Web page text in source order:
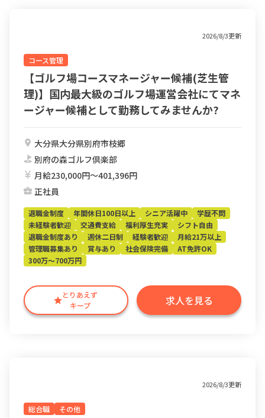
2026/8/3更新
コース管理
【ゴルフ場コースマネージャー候補(芝生管
理)】国内最大級のゴルフ場運営会社にてマネ
ージャー候補として勤務してみませんか?
大分県大分県別府市枝郷
別府の森ゴルフ倶楽部
月給230,000円〜401,396円
正社員
とりあえず
キープ
求人を見る
退職金制度 年間休日100日以上 シニア活躍中
学歴不問
未経験者歓迎
交通費支給 福利厚生充実
シフト自由
退職金制度あり
週休二日制 経験者歓迎
月給21万以上
管理職募集あり
賞与あり 社会保険完備
AT免許OK
300万～700万円
2026/8/3更新
総合職 その他